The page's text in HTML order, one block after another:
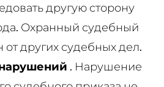
другую сторону
Охранный судебный
от других судебных дел.
. Нарушение